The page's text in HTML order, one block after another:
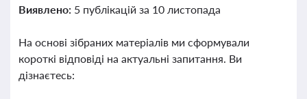
Виявлено: 5 публікацій за 10 листопада
На основі зібраних матеріалів ми сформували
короткі відповіді на актуальні запитання. Ви
дізнаєтесь: